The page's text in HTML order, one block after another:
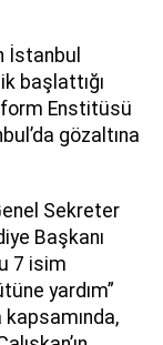
İstanbul
başlattığı
Enstitüsü
gözaltına
Sekreter
Başkanı
7 isim
yardım”